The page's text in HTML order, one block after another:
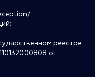
реестре
от